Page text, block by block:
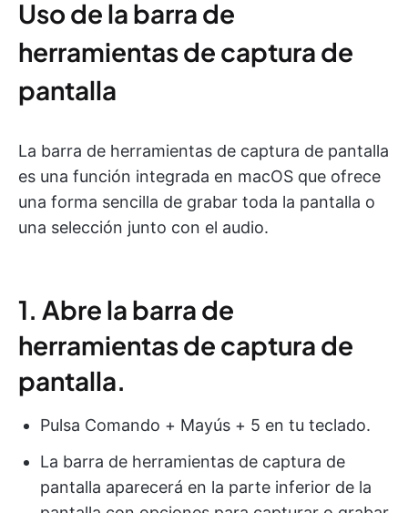
Uso de la barra de
herramientas de captura de
pantalla
La barra de herramientas de captura de pantalla
es una función integrada en macOS que ofrece
una forma sencilla de grabar toda la pantalla o
una selección junto con el audio.
1. Abre la barra de
herramientas de captura de
pantalla.
Pulsa Comando + Mayús + 5 en tu teclado.
La barra de herramientas de captura de
pantalla aparecerá en la parte inferior de la